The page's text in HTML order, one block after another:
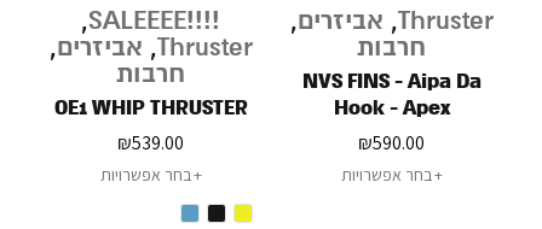
Thruster
, אביזרים,
חרבות
NVS FINS - Aipa Da
Hook - Apex
₪590.00
בחר אפשרויות
!!!!SALEEEE
,
Thruster
, אביזרים,
חרבות
OE1 WHIP THRUSTER
₪539.00
בחר אפשרויות